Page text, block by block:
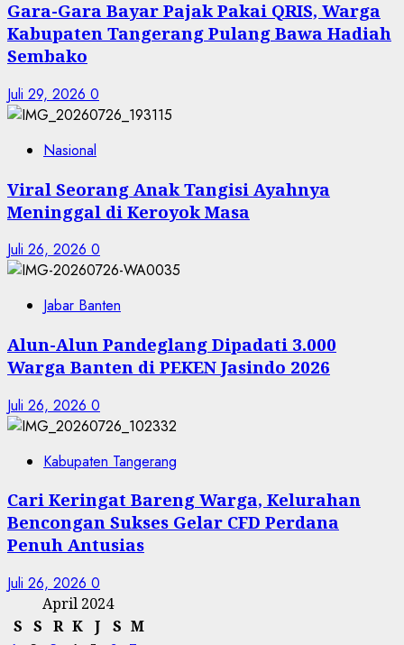
Gara-Gara Bayar Pajak Pakai QRIS, Warga
Kabupaten Tangerang Pulang Bawa Hadiah
Sembako
Juli 29, 2026 0
Nasional
Viral Seorang Anak Tangisi Ayahnya
Meninggal di Keroyok Masa
Juli 26, 2026 0
Jabar Banten
Alun-Alun Pandeglang Dipadati 3.000
Warga Banten di PEKEN Jasindo 2026
Juli 26, 2026 0
Kabupaten Tangerang
Cari Keringat Bareng Warga, Kelurahan
Bencongan Sukses Gelar CFD Perdana
Penuh Antusias
Juli 26, 2026 0
April 2024
S S R K J S M